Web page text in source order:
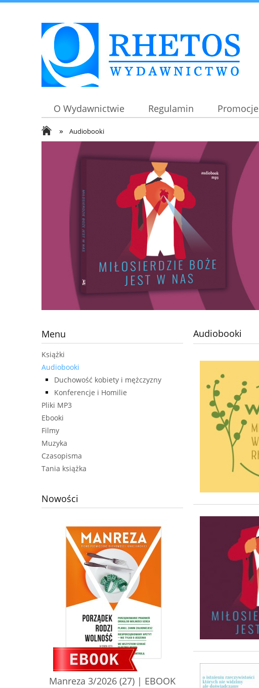
O Wydawnictwie Regulamin Promocje
» Audiobooki
Menu
Książki
Audiobooki
Duchowość kobiety i mężczyzny
Konferencje i Homilie
Pliki MP3
Ebooki
Filmy
Muzyka
Czasopisma
Tania książka
Nowości
Manreza 3/2026 (27) | EBOOK
Audiobooki